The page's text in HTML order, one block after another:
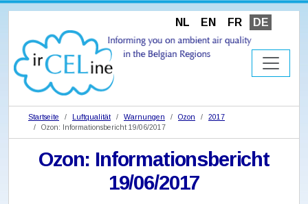
NL EN FR DE
Startseite Luftqualität Warnungen Ozon
2017
Ozon: Informationsbericht 19/06/2017
Ozon: Informationsbericht
19/06/2017